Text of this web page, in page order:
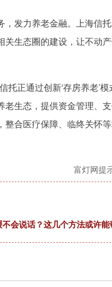
发力养老金融。上海信
生态圈的建设，让不动
正通过创新‘存房养老’
生态，提供资金管理、
合医疗保障、临终关怀
富灯网提
会说话？这几个方法或许能